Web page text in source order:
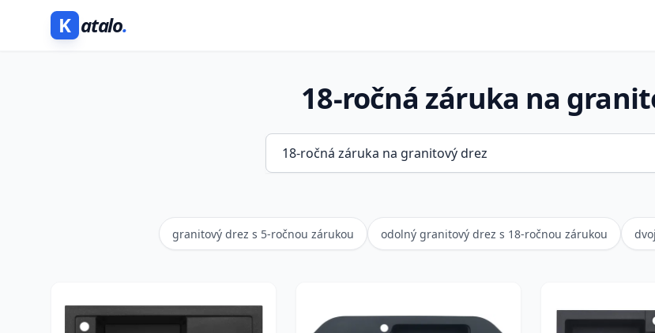
K atalo.
18-ročná záruka na
granitový drez s 5-ročnou zárukou odolný granitový drez s 18-ročnou zárukou